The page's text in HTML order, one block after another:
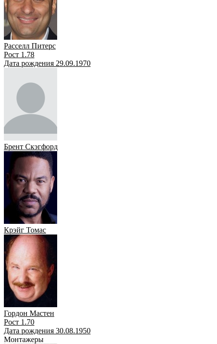
Расселл Питерс
Рост 1.78
Дата рождения 29.09.1970
Брент Скэгфорд
Крэйг Томас
Гордон Мастен
Рост 1.70
Дата рождения 30.08.1950
Монтажеры